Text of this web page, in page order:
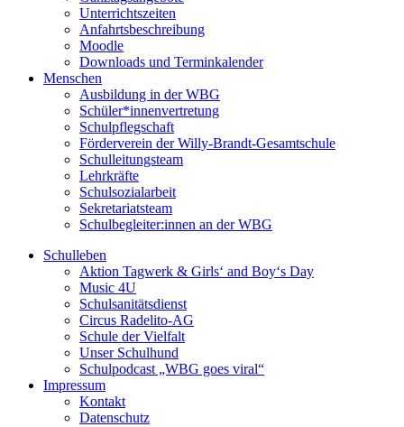
Unterrichtszeiten
Anfahrtsbeschreibung
Moodle
Downloads und Terminkalender
Menschen
Ausbildung in der WBG
Schüler*innenvertretung
Schulpflegschaft
Förderverein der Willy-Brandt-Gesamtschule
Schulleitungsteam
Lehrkräfte
Schulsozialarbeit
Sekretariatsteam
Schulbegleiter:innen an der WBG
Schulleben
Aktion Tagwerk & Girls‘ and Boy‘s Day
Music 4U
Schulsanitätsdienst
Circus Radelito-AG
Schule der Vielfalt
Unser Schulhund
Schulpodcast „WBG goes viral“
Impressum
Kontakt
Datenschutz